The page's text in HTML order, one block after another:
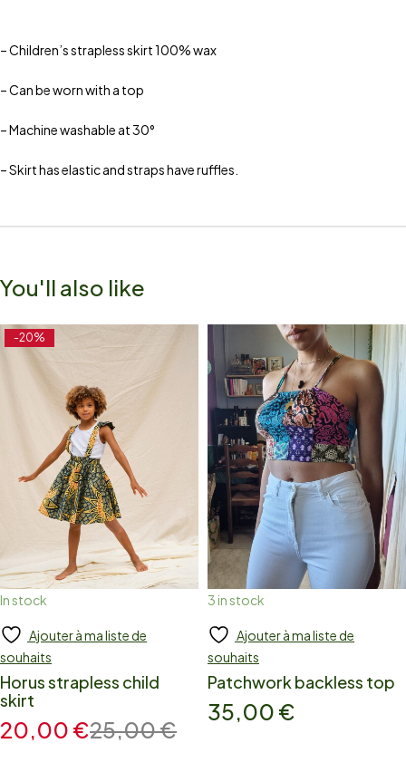
– Children’s strapless skirt 100% wax
– Can be worn with a top
– Machine washable at 30°
– Skirt has elastic and straps have ruffles.
You'll also like
-20%
In stock
Add to cart
Ajouter à ma liste de
souhaits
Horus strapless child
skirt
25,00€
20,00 €
3 in stock
Add to cart
Ajouter à ma liste de
souhaits
Patchwork backless top
35,00 €